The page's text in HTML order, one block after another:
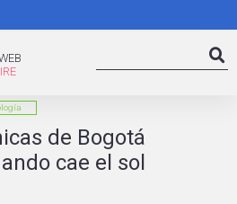
al
de Bogotá
cae el sol